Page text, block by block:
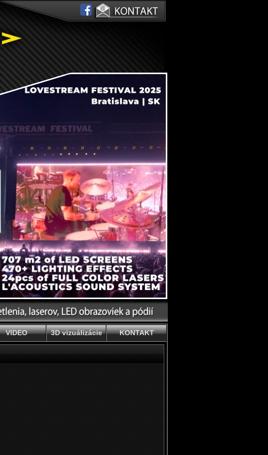
VIDEO 3D vizuálizácie KONTAKT